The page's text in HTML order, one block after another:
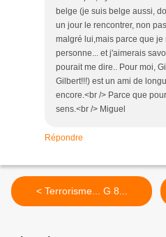
belge (je suis belge aussi,
un jour le rencontrer, non
malgré lui,mais parce que
personne... et j'aimerais
pourait me dire.. Pour moi,
Gilbert!!!) est un ami de
encore.<br /> Parce que
sens.<br /> Miguel
Répondre
< Terrorisme... G 8...